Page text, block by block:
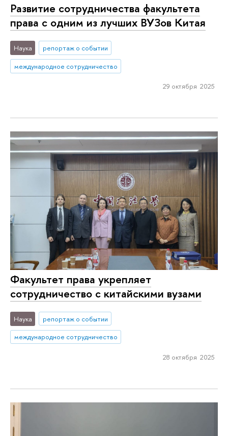
Развитие сотрудничества факультета
права с одним из лучших ВУЗов Китая
Наука
репортаж о событии
международное сотрудничество
29 октября 2025
Факультет права укрепляет
сотрудничество с китайскими вузами
Наука
репортаж о событии
международное сотрудничество
28 октября 2025